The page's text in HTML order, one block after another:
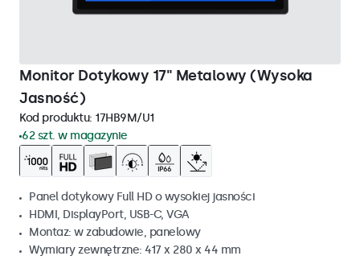
Monitor Dotykowy 17" Metalowy (Wysoka
Jasność)
Kod produktu: 17HB9M/U1
62 szt. w magazynie
Panel dotykowy Full HD o wysokiej jasności
HDMI, DisplayPort, USB-C, VGA
Montaz: w zabudowie, panelowy
Wymiary zewnętrzne: 417 x 280 x 44 mm